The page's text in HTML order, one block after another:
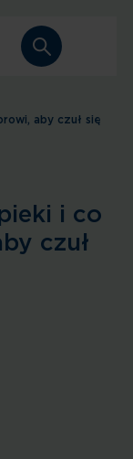
aby czuł się
i co
czuł